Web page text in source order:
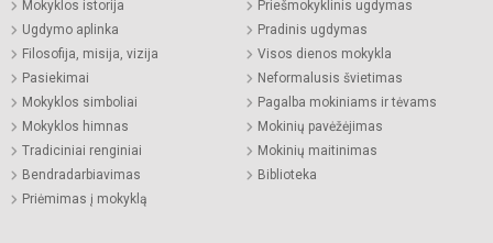
Mokyklos istorija
Ugdymo aplinka
Filosofija, misija, vizija
Pasiekimai
Mokyklos simboliai
Mokyklos himnas
Tradiciniai renginiai
Bendradarbiavimas
Priėmimas į mokyklą
Priešmokyklinis ugdymas
Pradinis ugdymas
Visos dienos mokykla
Neformalusis švietimas
Pagalba mokiniams ir tėvams
Mokinių pavėžėjimas
Mokinių maitinimas
Biblioteka